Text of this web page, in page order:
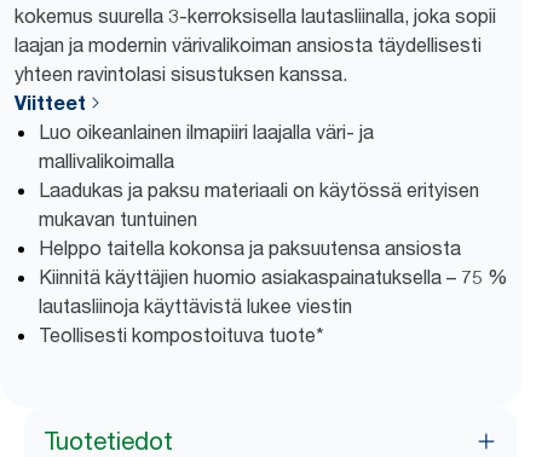
kokemus suurella 3-kerroksisella lautasliinalla, joka sopii
laajan ja modernin värivalikoiman ansiosta täydellisesti
yhteen ravintolasi sisustuksen kanssa.
Viitteet
Luo oikeanlainen ilmapiiri laajalla väri- ja
mallivalikoimalla
Laadukas ja paksu materiaali on käytössä erityisen
mukavan tuntuinen
Helppo taitella kokonsa ja paksuutensa ansiosta
Kiinnitä käyttäjien huomio asiakaspainatuksella – 75 %
lautasliinoja käyttävistä lukee viestin
Teollisesti kompostoituva tuote*
Tuotetiedot